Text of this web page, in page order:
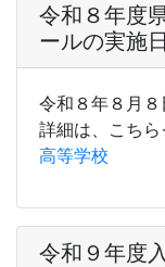
令和８年度
ールの実施
令和８年８月８
詳細は、こち
高等学校
令和９年度